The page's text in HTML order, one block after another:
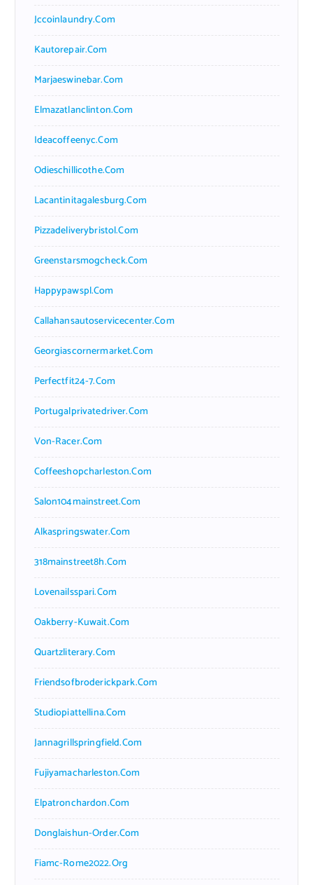
Jccoinlaundry.com
Kautorepair.com
Marjaeswinebar.com
Elmazatlanclinton.com
Ideacoffeenyc.com
Odieschillicothe.com
Lacantinitagalesburg.com
Pizzadeliverybristol.com
Greenstarsmogcheck.com
Happypawspl.com
Callahansautoservicecenter.com
Georgiascornermarket.com
Perfectfit24-7.com
Portugalprivatedriver.com
Von-Racer.com
Coffeeshopcharleston.com
Salon104mainstreet.com
Alkaspringswater.com
318mainstreet8h.com
Lovenailsspari.com
Oakberry-Kuwait.com
Quartzliterary.com
Friendsofbroderickpark.com
Studiopiattellina.com
Jannagrillspringfield.com
Fujiyamacharleston.com
Elpatronchardon.com
Donglaishun-Order.com
Fiamc-Rome2022.org